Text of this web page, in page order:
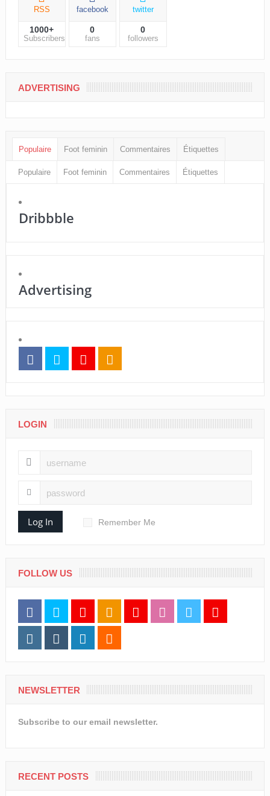
RSS
1000+
Subscribers
facebook
0
fans
twitter
0
followers
ADVERTISING
Populaire Foot feminin Commentaires Étiquettes
Populaire Foot feminin Commentaires Étiquettes
Dribbble
Advertising
LOGIN
Log In Remember Me
FOLLOW US
NEWSLETTER
Subscribe to our email newsletter.
RECENT POSTS